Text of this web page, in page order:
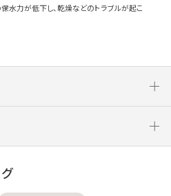
水力が低下し、乾燥などのトラブルが起こ